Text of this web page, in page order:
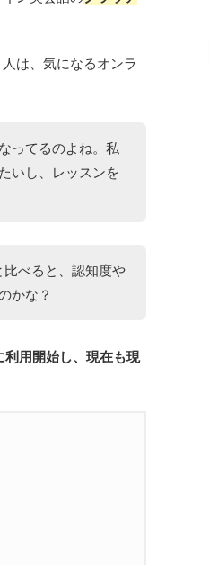
人は、気になるオンラ
ってるのよね。私
いし、レッスンを
比べると、認知度や
かな？
用開始し、現在も現